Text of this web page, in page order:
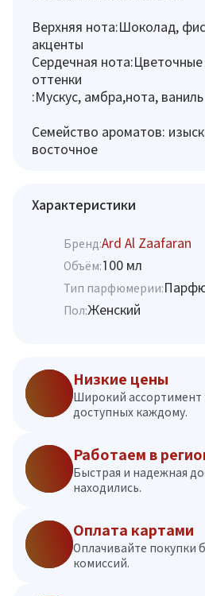
Верхняя нота:Шоколад,
акценты
Сердечная
оттенки
:Мускус, амбра,нота, ваниль
Семейство ароматов:
восточное
Характеристики
Бренд:Ard Al Zaafaran
Объём:100 мл
Тип парфюмерии:
Пол:Женский
Низкие цены
Широкий
доступных каждому.
Работаем в
Быстрая и надежная
находились.
Оплата картами
Оплачивайте покупки
комиссий.